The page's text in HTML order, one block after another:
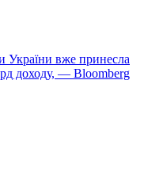
України вже принесла
доходу, — Bloomberg